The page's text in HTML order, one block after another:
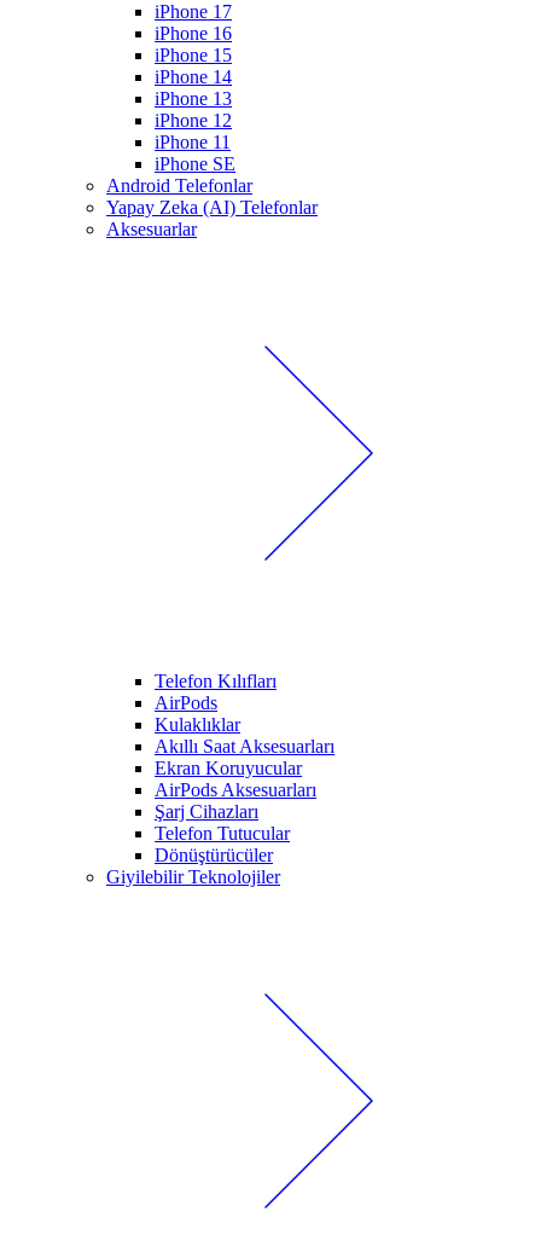
iPhone 17
iPhone 16
iPhone 15
iPhone 14
iPhone 13
iPhone 12
iPhone 11
iPhone SE
Android Telefonlar
Yapay Zeka (AI) Telefonlar
Aksesuarlar
Telefon Kılıfları
AirPods
Kulaklıklar
Akıllı Saat Aksesuarları
Ekran Koruyucular
AirPods Aksesuarları
Şarj Cihazları
Telefon Tutucular
Dönüştürücüler
Giyilebilir Teknolojiler